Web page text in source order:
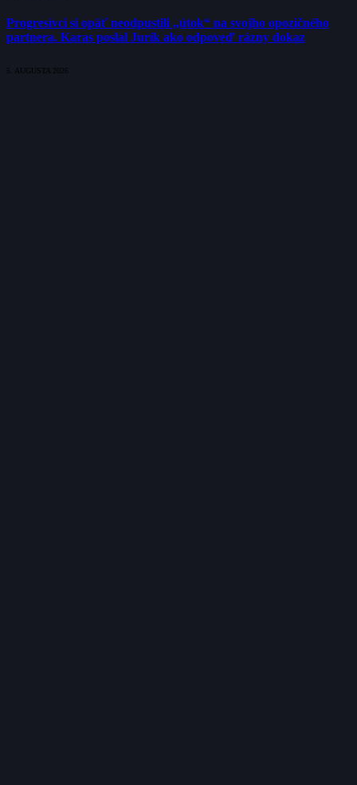
Progresívci si opäť neodpustili „útok“ na svojho opozičného
partnera. Karas poslal Jurík ako odpoveď rázny dokaz
5. AUGUSTA 2026